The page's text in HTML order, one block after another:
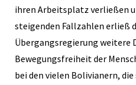
ihren Arbeitsplatz verließen
steigenden Fallzahlen erließ
Übergangsregierung weitere
Bewegungsfreiheit der
bei den vielen Bolivianern,